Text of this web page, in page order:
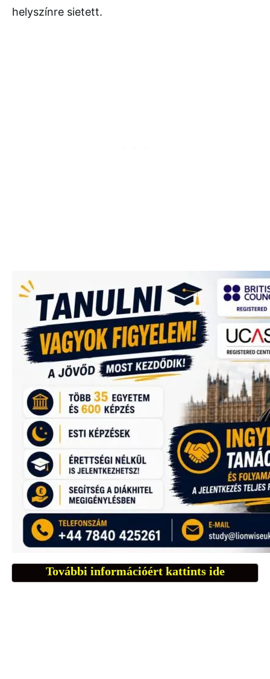
helyszínre sietett.
További információért kattints ide